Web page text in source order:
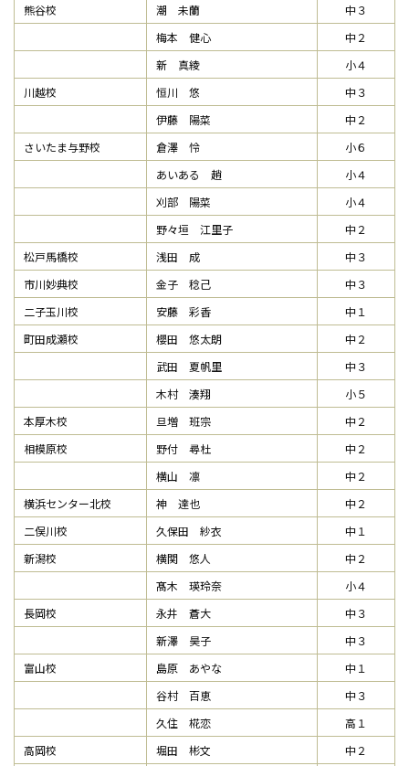
熊谷校
潮 未蘭
中３
梅本 健心
中２
新 真綾
小４
川越校
恒川 悠
中３
伊藤 陽菜
中２
さいたま与野校
倉澤 怜
小６
あいある 趙
小４
刈部 陽菜
小４
野々垣 江里子
中２
松戸馬橋校
浅田 成
中３
市川妙典校
金子 稔己
中３
二子玉川校
安藤 彩香
中１
町田成瀬校
櫻田 悠太朗
中２
武田 夏帆里
中３
木村 湊翔
小５
本厚木校
旦増 班宗
中２
相模原校
野付 尋杜
中２
横山 凛
中２
横浜センター北校
神 達也
中２
二俣川校
久保田 紗衣
中１
新潟校
横関 悠人
中２
髙木 瑛玲奈
小４
長岡校
永井 蒼大
中３
新澤 昊子
中３
富山校
島原 あやな
中１
谷村 百恵
中３
久住 椛恋
高１
高岡校
堀田 彬文 中２